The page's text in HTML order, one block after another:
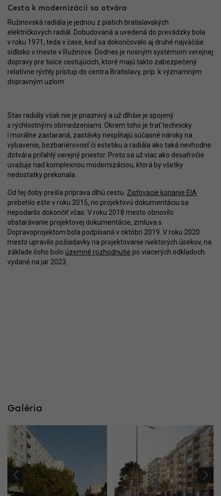
Cesta k modernizácii sa otvára
Ružinovská radiála je jednou z piatich bratislavských
električkových radiál. Dobudovaná a uvedená do prevádzky bola
v roku 1971, teda v čase, keď sa dokončovalo aj druhé najväčšie
sídlisko v meste v Ružinove. Dodnes je nosným systémom verejnej
dopravy pre tisíce cestujúcich, ktoré majú takto zabezpečený
relatívne rýchly prístup do centra Bratislavy, príp. k významným
dopravným uzlom.
Stav radiály však nie je priaznivý a už dlhšie je spojený
s rýchlostnými obmedzeniami. Okrem toho je trať technicky
i morálne zastaraná, zastávky nespĺňajú súčasné nároky na
vybavenie, bezbariérovosť či estetiku a radiála ako taká nevhodne
dotvára priľahlý verejný priestor. Preto sa už viac ako desaťročie
uvažuje nad komplexnou modernizáciou, ktorá by všetky
nedostatky prekonala.
Od tej doby prešla príprava dlhú cestu. Zisťovacie konanie EIA
prebehlo ešte v roku 2015, no projektovú dokumentáciu sa
nepodarilo dokončiť včas. V roku 2018 mesto obnovilo
obstarávanie projektovej dokumentácie, zmluva s
Dopravoprojektom bola podpísaná v októbri 2019. V roku 2020
mesto upravilo požiadavky na projektovanie niektorých úsekov, na
základe čoho bolo územné rozhodnutie po viacerých odkladoch
vydané na jar 2023.
Galéria